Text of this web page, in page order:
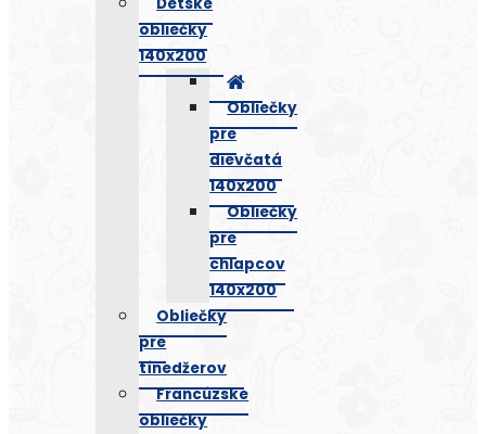
obliečky
140x200
Obliečky
pre
dievčatá
140x200
Obliečky
pre
chlapcov
140x200
Obliečky
pre
tínedžerov
Francúzske
obliečky